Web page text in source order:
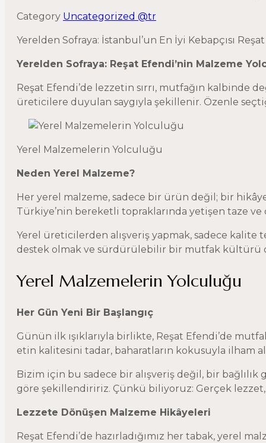
Category Uncategorized @tr
Yerelden Sofraya: İstanbul’un En İyi Kebapçısı
Yerelden Sofraya: Reşat Efendi’nin Malzeme
Reşat Efendi’de lezzetin sırrı, mutfağın kalbinde
üreticilere duyulan saygıyla şekillenir. Özenle
Yerel Malzemelerin Yolculuğu
Neden Yerel Malzeme?
Her yerel malzeme, sadece bir ürün değil; bir
Türkiye’nin bereketli topraklarında yetişen taze
Yerel üreticilerden alışveriş yapmak, sadece
destek olmak ve sürdürülebilir bir mutfak kültürü
Yerel Malzemelerin Yolculuğu
Her Gün Yeni Bir Başlangıç
Günün ilk ışıklarıyla birlikte, Reşat Efendi’de
etin kalitesini tadar, baharatların kokusuyla ilham
Bizim için bu sadece bir alışveriş değil, bir
göre şekillendiririz. Çünkü biliyoruz: Gerçek
Lezzete Dönüşen Malzeme Hikâyeleri
Reşat Efendi’de hazırladığımız her tabak, yerel